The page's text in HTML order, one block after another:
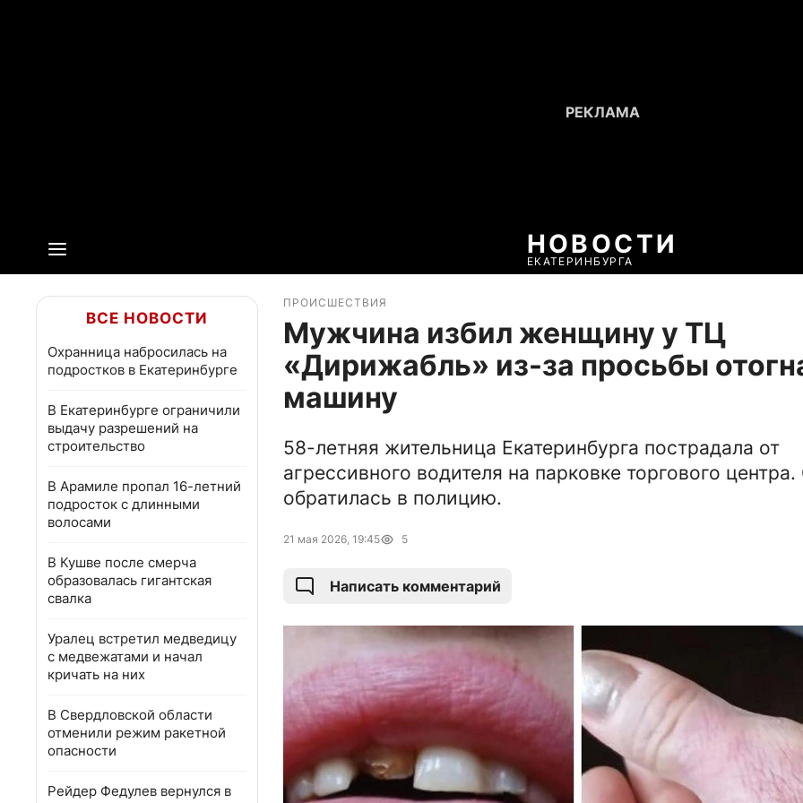
НОВОСТИ
ЕКАТЕРИНБУРГА
ВСЕ НОВОСТИ
Охранница набросилась на
подростков в Екатеринбурге
В Екатеринбурге ограничили
выдачу разрешений на
строительство
В Арамиле пропал 16-летний
подросток с длинными
волосами
В Кушве после смерча
образовалась гигантская
свалка
Уралец встретил медведицу
с медвежатами и начал
кричать на них
В Свердловской области
отменили режим ракетной
опасности
Рейдер Федулев вернулся в
ПРОИСШЕСТВИЯ
Мужчина избил женщину у ТЦ
«Дирижабль» из-за просьбы
машину
58-летняя жительница Екатеринбурга пострадала от
агрессивного водителя на парковке торгового
обратилась в полицию.
21 мая 2026, 19:45 5
Написать комментарий